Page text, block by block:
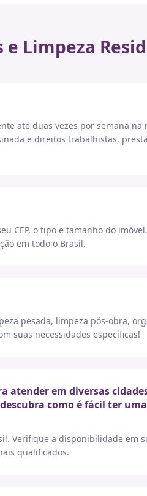
Limpeza
até duas vezes por semana
e direitos trabalhistas,
CEP, o tipo e tamanho do
em todo o Brasil.
pesada, limpeza pós-obra,
suas necessidades específicas!
atender em diversas
como é fácil ter
Verifique a disponibilidade em
qualificados.